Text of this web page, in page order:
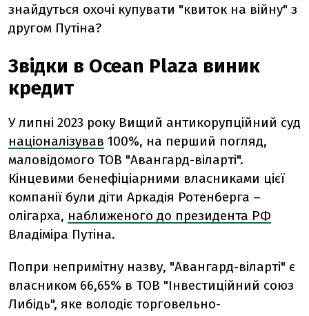
знайдуться охочі купувати "квиток на війну" з
другом Путіна?
Звідки в Ocean Plaza виник
кредит
У липні 2023 року Вищий антикорупційний суд
націоналізував 100%, на перший погляд,
маловідомого ТОВ "Авангард-віларті".
Кінцевими бенефіціарними власниками цієї
компанії були діти Аркадія Ротенберга –
олігарха, наближеного до президента РФ
Владіміра Путіна.
Попри непримітну назву, "Авангард-віларті" є
власником 66,65% в ТОВ "Інвестиційний союз
Либідь", яке володіє торговельно-